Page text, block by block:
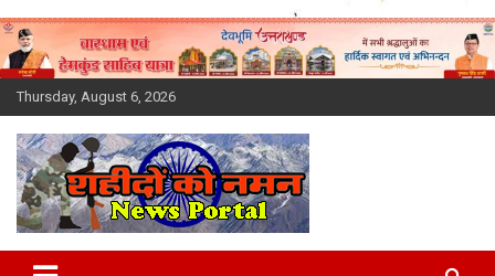
Skip
to
content
Thursday, August 6, 2026
Latest News Today, Breaking